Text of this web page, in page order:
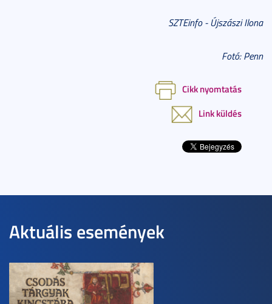
SZTEinfo - Újszászi Ilona
Fotó: Penn
Cikk nyomtatás
Link küldés
Aktuális események